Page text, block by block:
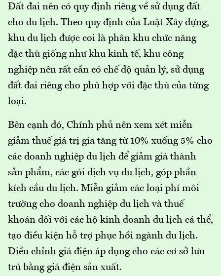
Đất đai nên có quy định riêng về sử dụng đất
cho du lịch. Theo quy định của Luật Xây dựng,
khu du lịch được coi là phân khu chức năng
đặc thù giống như khu kinh tế, khu công
nghiệp nên rất cần có chế độ quản lý, sử dụng
đất đai riêng cho phù hợp với đặc thù của từng
loại.
Bên cạnh đó, Chính phủ nên xem xét miễn
giảm thuế giá trị gia tăng từ 10% xuống 5% cho
các doanh nghiệp du lịch để giảm giá thành
sản phẩm, các gói dịch vụ du lịch, góp phần
kích cầu du lịch. Miễn giảm các loại phí môi
trường cho doanh nghiệp du lịch và thuế
khoán đối với các hộ kinh doanh du lịch cá thể,
tạo điều kiện hỗ trợ phục hồi ngành du lịch.
Điều chỉnh giá điện áp dụng cho các cơ sở lưu
trú bằng giá điện sản xuất.